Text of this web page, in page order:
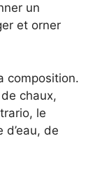
un
et orner
composition.
chaux,
le
de